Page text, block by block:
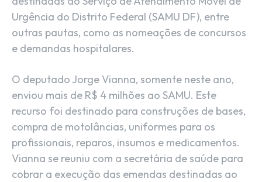
Urgência do Distrito Federal (SAMU DF), entre
outras pautas, como as nomeações de concursos
e demandas hospitalares.
O deputado Jorge Vianna, somente neste ano,
enviou mais de R$ 4 milhões ao SAMU. Este
recurso foi destinado para construções de bases,
compra de motolâncias, uniformes para os
profissionais, reparos, insumos e medicamentos.
Vianna se reuniu com a secretária de saúde para
cobrar a execução das emendas destinadas ao